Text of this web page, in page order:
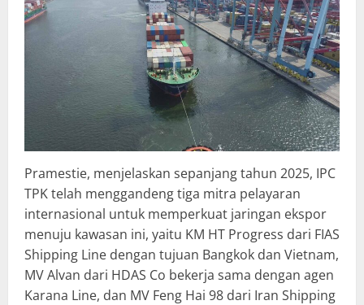
Pramestie, menjelaskan sepanjang tahun 2025, IPC
TPK telah menggandeng tiga mitra pelayaran
internasional untuk memperkuat jaringan ekspor
menuju kawasan ini, yaitu KM HT Progress dari FIAS
Shipping Line dengan tujuan Bangkok dan Vietnam,
MV Alvan dari HDAS Co bekerja sama dengan agen
Karana Line, dan MV Feng Hai 98 dari Iran Shipping